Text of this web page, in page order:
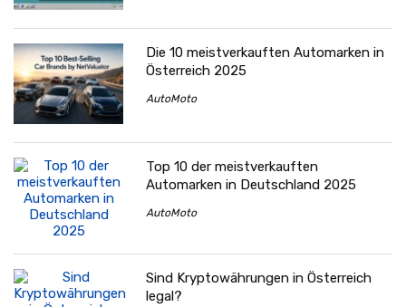
Die 10 meistverkauften Automarken in
Österreich 2025
AutoMoto
Top 10 der meistverkauften
Automarken in Deutschland 2025
AutoMoto
Sind Kryptowährungen in Österreich
legal?